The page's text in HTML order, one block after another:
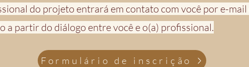
do projeto entrará em contato com você por e-
a partir do diálogo entre você e o(a) profissional.
Formulário de inscrição